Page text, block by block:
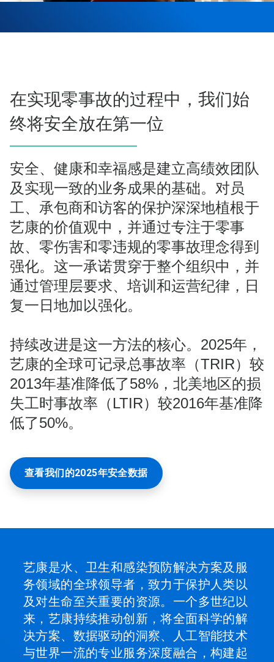
在实现零事故的过程中，我们始
终将安全放在第一位
安全、健康和幸福感是建立高绩效团队
及实现一致的业务成果的基础。对员
工、承包商和访客的保护深深地植根于
艺康的价值观中，并通过专注于零事
故、零伤害和零违规的零事故理念得到
强化。这一承诺贯穿于整个组织中，并
通过管理层要求、培训和运营纪律，日
复一日地加以强化。
持续改进是这一方法的核心。2025年，
艺康的全球可记录总事故率（TRIR）较
2013年基准降低了58%，北美地区的损
失工时事故率（LTIR）较2016年基准降
低了50%。
查看我们的2025年安全数据
艺康是水、卫生和感染预防解决方案及服
务领域的全球领导者，致力于保护人类以
及对生命至关重要的资源。一个多世纪以
来，艺康持续推动创新，将全面科学的解
决方案、数据驱动的洞察、人工智能技术
与世界一流的专业服务深度融合，构建起